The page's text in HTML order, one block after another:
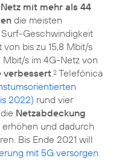
Netz mit mehr als 44
die meisten
Geschwindigkeit
bis zu 15,8 Mbit/s
Mbit/s im 4G-Netz von
verbessert.2 Telefónica
2022) rund vier
Netzabdeckung
und dadurch
Bis Ende 2021 will
mit 5G versorgen